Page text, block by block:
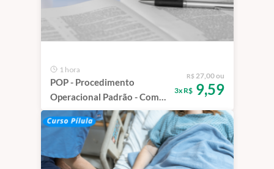
1 hora
POP - Procedimento
Operacional Padrão - Como
elaborar
R$ 27,00 ou
3x R$9,59